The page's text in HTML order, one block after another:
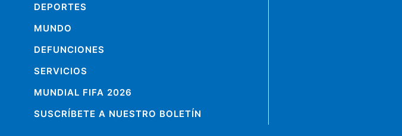
DEPORTES
MUNDO
DEFUNCIONES
SERVICIOS
MUNDIAL FIFA 2026
SUSCRÍBETE A NUESTRO BOLETÍN